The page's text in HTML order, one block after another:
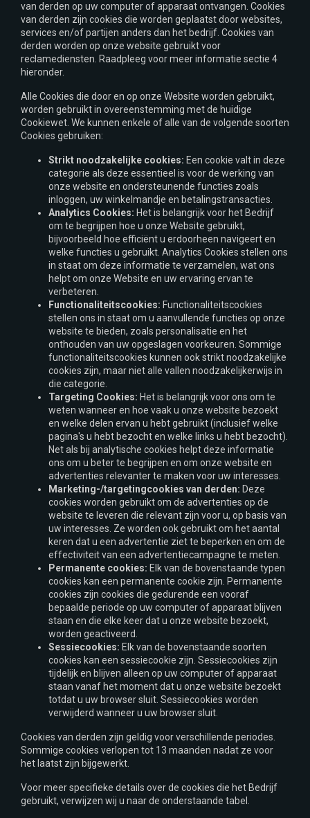
van derden op uw computer of apparaat ontvangen. Cookies
van derden zijn cookies die worden geplaatst door websites,
services en/of partijen anders dan het bedrijf. Cookies van
derden worden op onze website gebruikt voor
reclamediensten. Raadpleeg voor meer informatie sectie 4
hieronder.
Alle Cookies die door en op onze Website worden gebruikt,
worden gebruikt in overeenstemming met de huidige
Cookiewet. We kunnen enkele of alle van de volgende soorten
Cookies gebruiken:
Strikt noodzakelijke cookies: Een cookie valt in deze
categorie als deze essentieel is voor de werking van
onze website en ondersteunende functies zoals
inloggen, uw winkelmandje en betalingstransacties.
Analytics Cookies: Het is belangrijk voor het Bedrijf
om te begrijpen hoe u onze Website gebruikt,
bijvoorbeeld hoe efficiënt u erdoorheen navigeert en
welke functies u gebruikt. Analytics Cookies stellen ons
in staat om deze informatie te verzamelen, wat ons
helpt om onze Website en uw ervaring ervan te
verbeteren.
Functionaliteitscookies: Functionaliteitscookies
stellen ons in staat om u aanvullende functies op onze
website te bieden, zoals personalisatie en het
onthouden van uw opgeslagen voorkeuren. Sommige
functionaliteitscookies kunnen ook strikt noodzakelijke
cookies zijn, maar niet alle vallen noodzakelijkerwijs in
die categorie.
Targeting Cookies: Het is belangrijk voor ons om te
weten wanneer en hoe vaak u onze website bezoekt
en welke delen ervan u hebt gebruikt (inclusief welke
pagina's u hebt bezocht en welke links u hebt bezocht).
Net als bij analytische cookies helpt deze informatie
ons om u beter te begrijpen en om onze website en
advertenties relevanter te maken voor uw interesses.
Marketing-/targetingcookies van derden: Deze
cookies worden gebruikt om de advertenties op de
website te leveren die relevant zijn voor u, op basis van
uw interesses. Ze worden ook gebruikt om het aantal
keren dat u een advertentie ziet te beperken en om de
effectiviteit van een advertentiecampagne te meten.
Permanente cookies: Elk van de bovenstaande typen
cookies kan een permanente cookie zijn. Permanente
cookies zijn cookies die gedurende een vooraf
bepaalde periode op uw computer of apparaat blijven
staan en die elke keer dat u onze website bezoekt,
worden geactiveerd.
Sessiecookies: Elk van de bovenstaande soorten
cookies kan een sessiecookie zijn. Sessiecookies zijn
tijdelijk en blijven alleen op uw computer of apparaat
staan vanaf het moment dat u onze website bezoekt
totdat u uw browser sluit. Sessiecookies worden
verwijderd wanneer u uw browser sluit.
Cookies van derden zijn geldig voor verschillende periodes.
Sommige cookies verlopen tot 13 maanden nadat ze voor
het laatst zijn bijgewerkt.
Voor meer specifieke details over de cookies die het Bedrijf
gebruikt, verwijzen wij u naar de onderstaande tabel.